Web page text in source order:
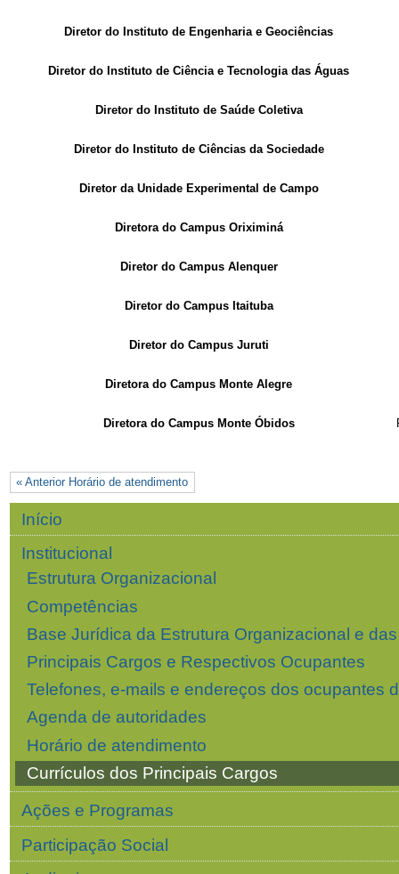
Diretor do Instituto de Engenharia e Geociências
Diretor do Instituto de Ciência e Tecnologia das Águas
Diretor do Instituto de Saúde Coletiva
Diretor do Instituto de Ciências da Sociedade
Diretor da Unidade Experimental de Campo
Diretora do Campus Oriximiná
Diretor do Campus Alenquer
Diretor do Campus Itaituba
Diretor do Campus Juruti
Diretora do Campus Monte Alegre
Diretora do Campus Monte Óbidos
« Anterior Horário de atendimento
Navegação
Início
Institucional
Estrutura Organizacional
Competências
Base Jurídica da Estrutura Organizacional e
Principais Cargos e Respectivos Ocupantes
Telefones, e-mails e endereços dos ocupantes
Agenda de autoridades
Horário de atendimento
Currículos dos Principais Cargos
Ações e Programas
Participação Social